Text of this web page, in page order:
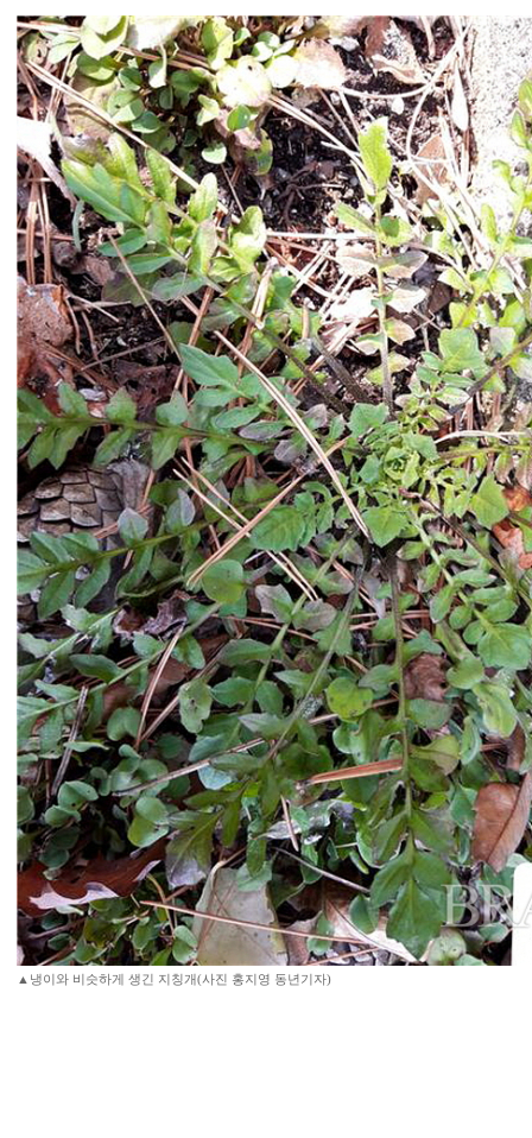
▲냉이와 비슷하게 생긴 지칭개(사진 홍지영 동년기자)